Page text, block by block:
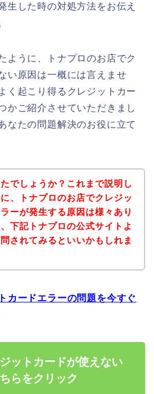
生した時の対処方法をお伝え
ように、トナプロのお店でク
い原因は一概には言えませ
く起こり得るクレジットカー
かご紹介させていただきまし
なたの問題解決のお役に立て
でしょうか？これまで説明し
、トナプロのお店でクレジッ
ラーが発生する原因は様々あり
下記トナプロの公式サイトよ
されてみるといいかもしれま
カードエラーの問題を今すぐ
ットカードが使えない
らをクリック